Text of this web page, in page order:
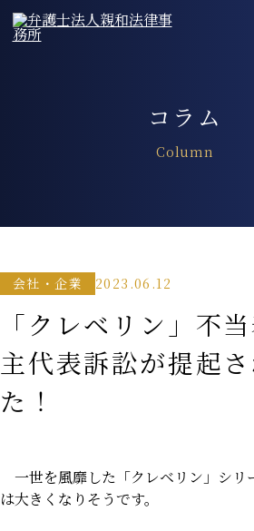
コラム
Column
会社・企業 2023.06.12
「クレベリン」不
主代表訴訟が提起
た！
一世を風靡した「クレベリン」シリ
は大きくなりそうです。